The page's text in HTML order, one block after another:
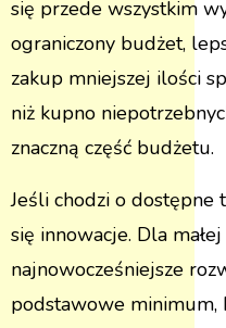
się przede wszystkim
ograniczony budżet,
zakup mniejszej ilości
niż kupno
znaczną część budżetu.
Jeśli chodzi o dostępne
się innowacje. Dla
najnowocześniejsze
podstawowe minimum,